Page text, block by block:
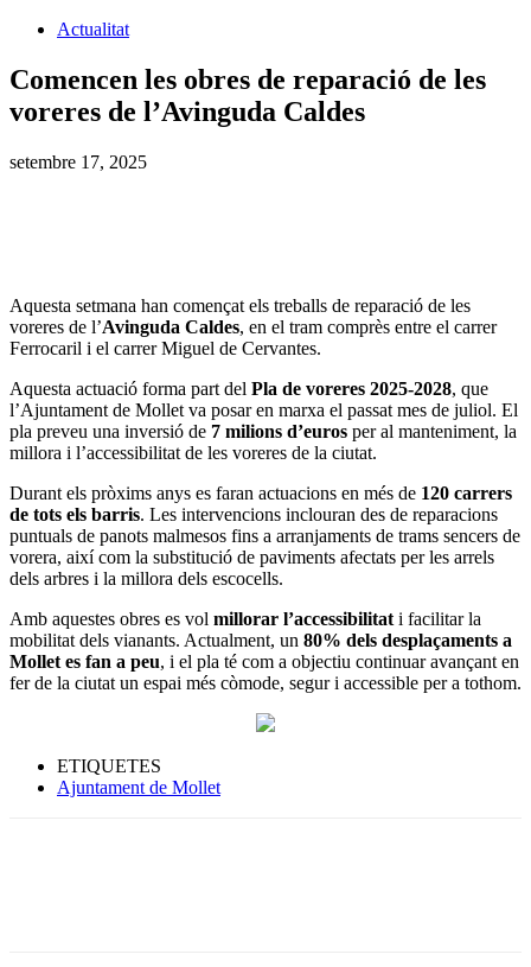
Actualitat
Comencen les obres de reparació de les
voreres de l’Avinguda Caldes
setembre 17, 2025
Aquesta setmana han començat els treballs de reparació de les
voreres de l’Avinguda Caldes, en el tram comprès entre el carrer
Ferrocaril i el carrer Miguel de Cervantes.
Aquesta actuació forma part del Pla de voreres 2025-2028, que
l’Ajuntament de Mollet va posar en marxa el passat mes de juliol. El
pla preveu una inversió de 7 milions d’euros per al manteniment, la
millora i l’accessibilitat de les voreres de la ciutat.
Durant els pròxims anys es faran actuacions en més de 120 carrers
de tots els barris. Les intervencions inclouran des de reparacions
puntuals de panots malmesos fins a arranjaments de trams sencers de
vorera, així com la substitució de paviments afectats per les arrels
dels arbres i la millora dels escocells.
Amb aquestes obres es vol millorar l’accessibilitat i facilitar la
mobilitat dels vianants. Actualment, un 80% dels desplaçaments a
Mollet es fan a peu, i el pla té com a objectiu continuar avançant en
fer de la ciutat un espai més còmode, segur i accessible per a tothom.
ETIQUETES
Ajuntament de Mollet